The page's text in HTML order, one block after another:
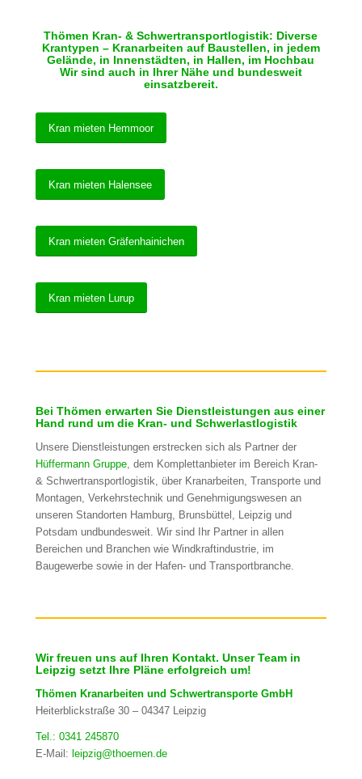
Thömen Kran- & Schwertransportlogistik: Diverse
Krantypen – Kranarbeiten auf Baustellen, in jedem
Gelände, in Innenstädten, in Hallen, im Hochbau
Wir sind auch in Ihrer Nähe und bundesweit
einsatzbereit.
Kran mieten Hemmoor
Kran mieten Halensee
Kran mieten Gräfenhainichen
Kran mieten Lurup
Bei Thömen erwarten Sie Dienstleistungen aus einer
Hand rund um die Kran- und Schwerlastlogistik
Unsere Dienstleistungen erstrecken sich als Partner der
Hüffermann Gruppe, dem Komplettanbieter im Bereich Kran-
& Schwertransportlogistik, über Kranarbeiten, Transporte und
Montagen, Verkehrstechnik und Genehmigungswesen an
unseren Standorten Hamburg, Brunsbüttel, Leipzig und
Potsdam undbundesweit. Wir sind Ihr Partner in allen
Bereichen und Branchen wie Windkraftindustrie, im
Baugewerbe sowie in der Hafen- und Transportbranche.
Wir freuen uns auf Ihren Kontakt. Unser Team in
Leipzig setzt Ihre Pläne erfolgreich um!
Thömen Kranarbeiten und Schwertransporte GmbH
Heiterblickstraße 30 – 04347 Leipzig
Tel.: 0341 245870
E-Mail: leipzig@thoemen.de